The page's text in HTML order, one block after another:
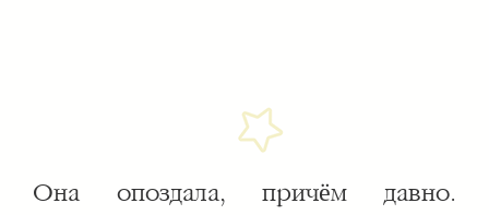
Она опоздала, причём давно.